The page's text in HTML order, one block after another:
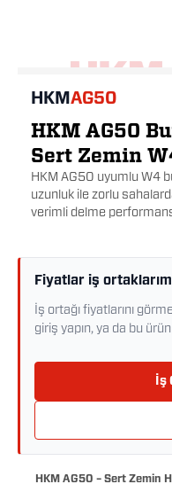
HKM AG50
HKM AG50
Sert Zemin
HKM AG50 uyumlu W4
uzunluk ile zorlu
verimli delme
Fiyatlar iş
İş ortağı fiyatlarını
giriş yapın, ya da bu
İş
HKM AG50 – Sert Zemin